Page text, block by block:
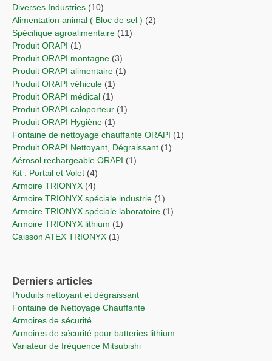
Diverses Industries (10)
Alimentation animal ( Bloc de sel ) (2)
Spécifique agroalimentaire (11)
Produit ORAPI (1)
Produit ORAPI montagne (3)
Produit ORAPI alimentaire (1)
Produit ORAPI véhicule (1)
Produit ORAPI médical (1)
Produit ORAPI caloporteur (1)
Produit ORAPI Hygiène (1)
Fontaine de nettoyage chauffante ORAPI (1)
Produit ORAPI Nettoyant, Dégraissant (1)
Aérosol rechargeable ORAPI (1)
Kit : Portail et Volet (4)
Armoire TRIONYX (4)
Armoire TRIONYX spéciale industrie (1)
Armoire TRIONYX spéciale laboratoire (1)
Armoire TRIONYX lithium (1)
Caisson ATEX TRIONYX (1)
Derniers articles
Produits nettoyant et dégraissant
Fontaine de Nettoyage Chauffante
Armoires de sécurité
Armoires de sécurité pour batteries lithium
Variateur de fréquence Mitsubishi